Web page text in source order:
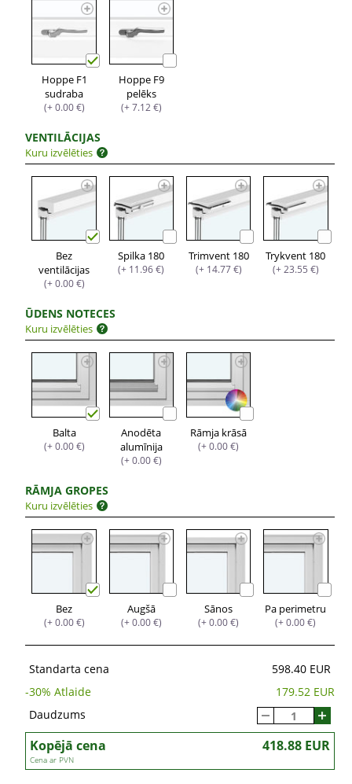
Hoppe F1
sudraba
(+ 0.00 €)
Hoppe F9
pelēks
(+ 7.12 €)
VENTILĀCIJAS
Kuru izvēlēties
Bez
ventilācijas
(+ 0.00 €)
Spilka 180
(+ 11.96 €)
Trimvent 180
(+ 14.77 €)
Trykvent 180
(+ 23.55 €)
ŪDENS NOTECES
Kuru izvēlēties
Balta
(+ 0.00 €)
Anodēta
alumīnija
(+ 0.00 €)
Rāmja krāsā
(+ 0.00 €)
RĀMJA GROPES
Kuru izvēlēties
Bez
(+ 0.00 €)
Augšā
(+ 0.00 €)
Sānos
(+ 0.00 €)
Pa perimetru
(+ 0.00 €)
Standarta cena
598.40 EUR
-30% Atlaide
179.52 EUR
Daudzums
Kopējā cena 418.88 EUR
Cena ar PVN